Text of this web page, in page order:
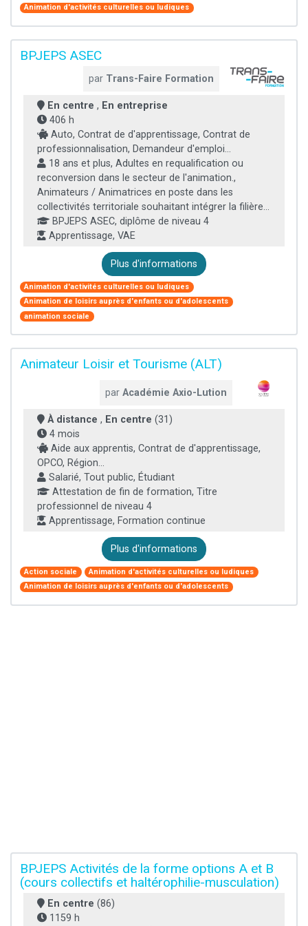
Animation d'activités culturelles ou ludiques
BPJEPS ASEC
par Trans-Faire Formation
En centre , En entreprise
406 h
Auto, Contrat de d'apprentissage, Contrat de
professionnalisation, Demandeur d'emploi...
18 ans et plus, Adultes en requalification ou
reconversion dans le secteur de l'animation.,
Animateurs / Animatrices en poste dans les
collectivités territoriale souhaitant intégrer la filière...
BPJEPS ASEC, diplôme de niveau 4
Apprentissage, VAE
Plus d'informations
Animation d'activités culturelles ou ludiques
Animation de loisirs auprès d'enfants ou d'adolescents
animation sociale
Animateur Loisir et Tourisme (ALT)
parAcadémie Axio-Lution
À distance , En centre (31)
4 mois
Aide aux apprentis, Contrat de d'apprentissage,
OPCO, Région...
Salarié, Tout public, Étudiant
Attestation de fin de formation, Titre
professionnel de niveau 4
Apprentissage, Formation continue
Plus d'informations
Action sociale
Animation d'activités culturelles ou ludiques
Animation de loisirs auprès d'enfants ou d'adolescents
BPJEPS Activités de la forme options A et B
(cours collectifs et haltérophilie-musculation)
En centre (86)
1159 h